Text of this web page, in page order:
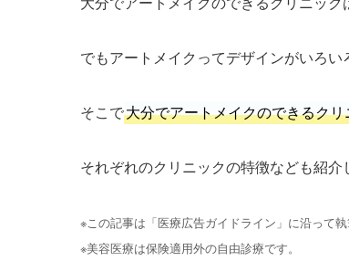
でもアートメイクってデザインがいろ
そこで大分でアートメイクのできるクリ
それぞれのクリニックの特徴なども紹
※この記事は「医療広告ガイドライン」に沿って執
※美容医療は保険適用外の自由診療です。